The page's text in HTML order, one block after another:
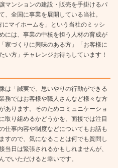
マンションの建設・販売を手掛けるパ
、全国に事業を展開している当社。
にマイホームを」という当社のミッシ
には、事業の中核を担う人材の育成が
家づくりに興味のある方」「お客様に
い方」チャレンジお待ちしています！
は「誠実で、思いやりの行動ができる
務ではお客様や職人さんなど様々な方
あります。そのためコミュニケーショ
取り組めるかどうかを、面接では注目
仕事内容や制度などについてもお話も
すので、気になることは何でも質問し
当日は緊張されるかもしれませんが、
でいただけると幸いです。